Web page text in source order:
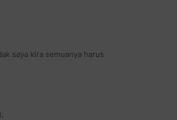
saya kira semuanya harus